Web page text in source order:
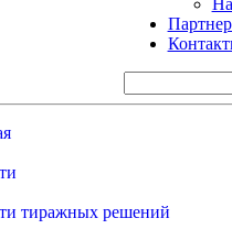
тиражных решений